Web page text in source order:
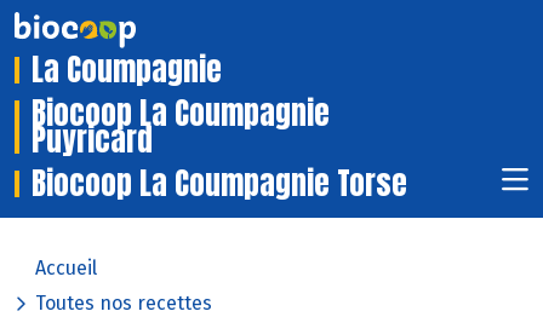
La Coumpagnie
Biocoop La Coumpagnie
Puyricard
Biocoop La Coumpagnie Torse
Accueil
Toutes nos recettes